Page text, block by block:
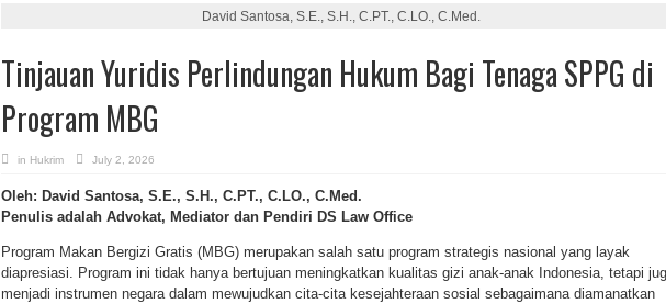
David Santosa, S.E., S.H., C.PT., C.LO., C.Med.
Tinjauan Yuridis Perlindungan Hukum Bagi Tenaga SPPG di
Program MBG
in Hukrim July 2, 2026
Oleh: David Santosa, S.E., S.H., C.PT., C.LO., C.Med.
Penulis adalah Advokat, Mediator dan Pendiri DS Law Office
Program Makan Bergizi Gratis (MBG) merupakan salah satu program strategis nasional yang layak
diapresiasi. Program ini tidak hanya bertujuan meningkatkan kualitas gizi anak-anak Indonesia, tetapi
menjadi instrumen negara dalam mewujudkan cita-cita kesejahteraan sosial sebagaimana diamanatkan